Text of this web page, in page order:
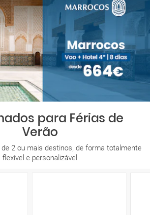
para Férias de
Verão
2 ou mais destinos, de forma totalmente
flexível e personalizável